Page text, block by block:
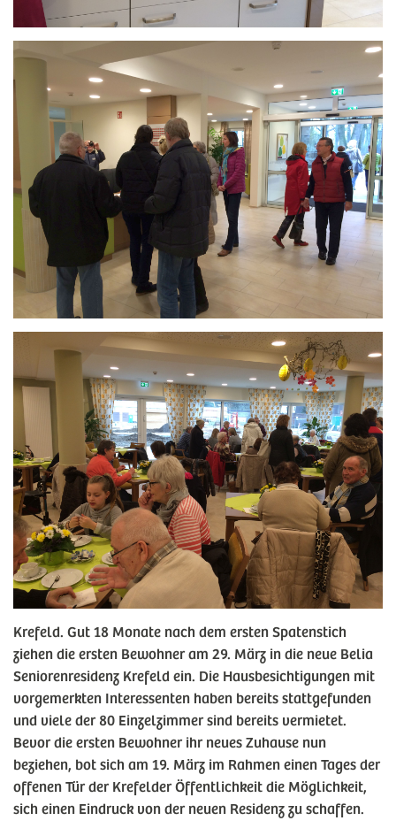
Krefeld. Gut 18 Monate nach dem ersten Spatenstich
ziehen die ersten Bewohner am 29. März in die neue Belia
Seniorenresidenz Krefeld ein. Die Hausbesichtigungen mit
vorgemerkten Interessenten haben bereits stattgefunden
und viele der 80 Einzelzimmer sind bereits vermietet.
Bevor die ersten Bewohner ihr neues Zuhause nun
beziehen, bot sich am 19. März im Rahmen einen Tages der
offenen Tür der Krefelder Öffentlichkeit die Möglichkeit,
sich einen Eindruck von der neuen Residenz zu schaffen.